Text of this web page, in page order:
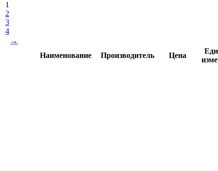
1
2
3
4
→
Наименование
Производитель Цена